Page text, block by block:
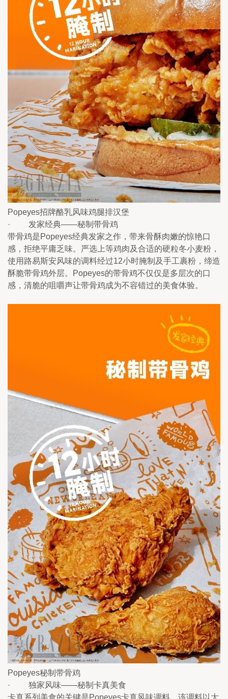
Popeyes招牌酪乳风味鸡腿排汉堡
·         发家经典——秘制带骨鸡
带骨鸡是Popeyes经典发家之作，带来骨酥肉嫩的惊艳口
感，拒绝平庸乏味。严选上等鸡肉及合适的硬粒冬小麦粉，
使用路易斯安风味的调料经过12小时腌制及手工裹粉，缔造
酥脆带骨鸡外层。Popeyes的带骨鸡不仅仅是多层次的口
感，清脆的咀嚼声让带骨鸡成为不容错过的美食体验。
Popeyes秘制带骨鸡
·         独家风味——秘制卡真美食
卡真系列美食的关键是Popeyes卡真风味调料。该调料以大